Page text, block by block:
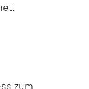
zum